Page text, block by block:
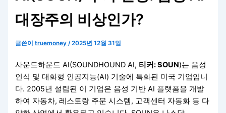
대장주의 비상인가?
글쓴이truemoney/2025년 12월 31일
사운드하운드 AI(SOUNDHOUND AI, 티커: SOUN)는 음성
인식 및 대화형 인공지능(AI) 기술에 특화된 미국 기업입니
다. 2005년 설립된 이 기업은 음성 기반 AI 플랫폼을 개발
하여 자동차, 레스토랑 주문 시스템, 고객센터 자동화 등 다